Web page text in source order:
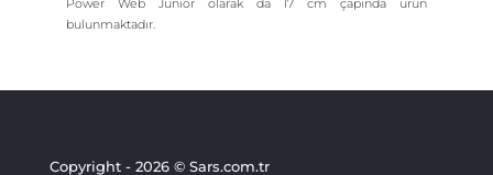
bulunmaktadır.
Copyright - 2026 © Sars.com.tr